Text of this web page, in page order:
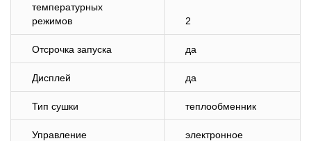
температурных
режимов
2
Отсрочка запуска да
Дисплей да
Тип сушки теплообменник
Управление электронное